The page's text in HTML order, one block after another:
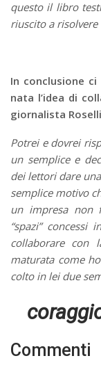
questo il libro
riuscito a
In conclusione
nata l’idea di
giornalista
Potrei e dovrei
un semplice e
dei lettori dare
semplice motivo
un impresa non
“spazi”
collaborare con
maturata come
colto in lei due
Commenti